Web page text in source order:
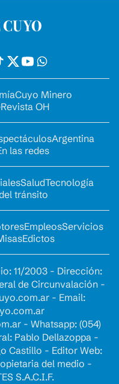
Cuyo Minero
Revista OH
Argentina
las redes
SaludTecnología
tránsito
EmpleosServicios
Edictos
11/2003 - Dirección:
de Circunvalación -
- Email:
- Whatsapp: (054)
Pablo Dellazoppa -
Castillo - Editor Web:
del medio -
S.A.C.I.F.